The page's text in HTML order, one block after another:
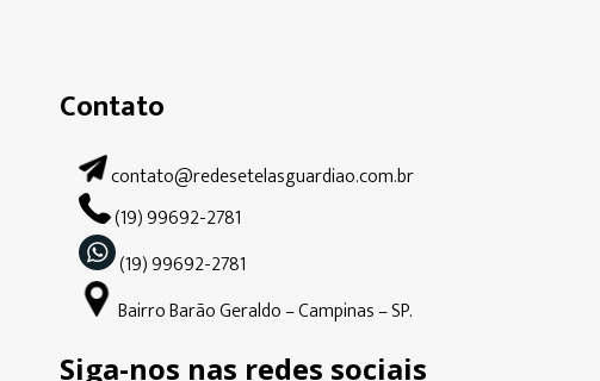
Contato
contato@redesetelasguardiao.com.br
(19) 99692-2781
(19) 99692-2781
Bairro Barão Geraldo – Campinas – SP.
Siga-nos nas redes sociais